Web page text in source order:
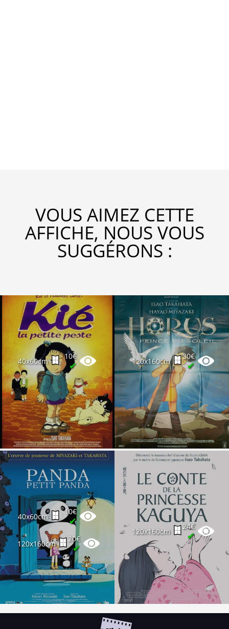
VOUS AIMEZ CETTE
AFFICHE, NOUS VOUS
SUGGÉRONS :
40x60cm
10€
✔ 120x160cm
30€
✔
40x60cm
10€
✔
120x160cm
20€
✔
120x160cm
24€
✔